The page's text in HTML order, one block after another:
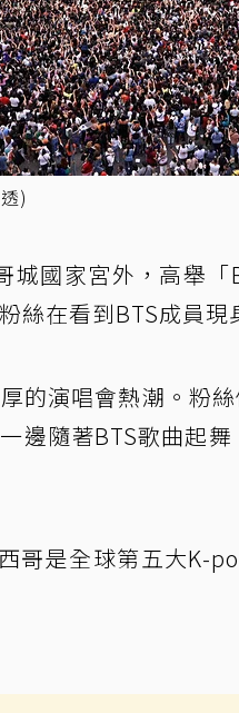
)
城國家宮外，高舉
絲在看到BTS成員現
的演唱會熱潮。粉
邊隨著BTS歌曲起
哥是全球第五大K-